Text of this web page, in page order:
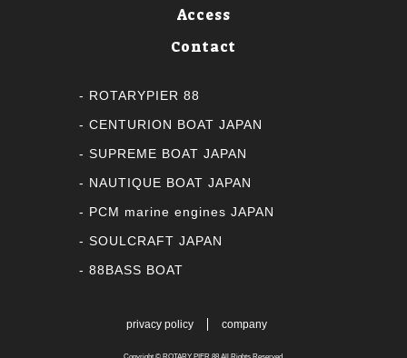
Access
Contact
ROTARYPIER 88
CENTURION BOAT JAPAN
SUPREME BOAT JAPAN
NAUTIQUE BOAT JAPAN
PCM marine engines JAPAN
SOULCRAFT JAPAN
88BASS BOAT
privacy policy company